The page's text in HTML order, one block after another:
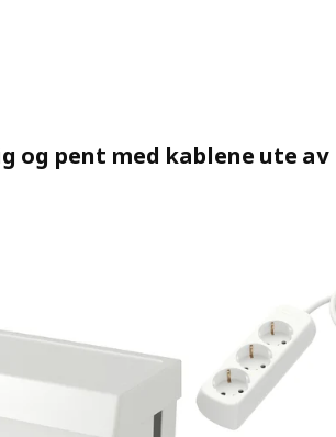
og pent med kablene ute av